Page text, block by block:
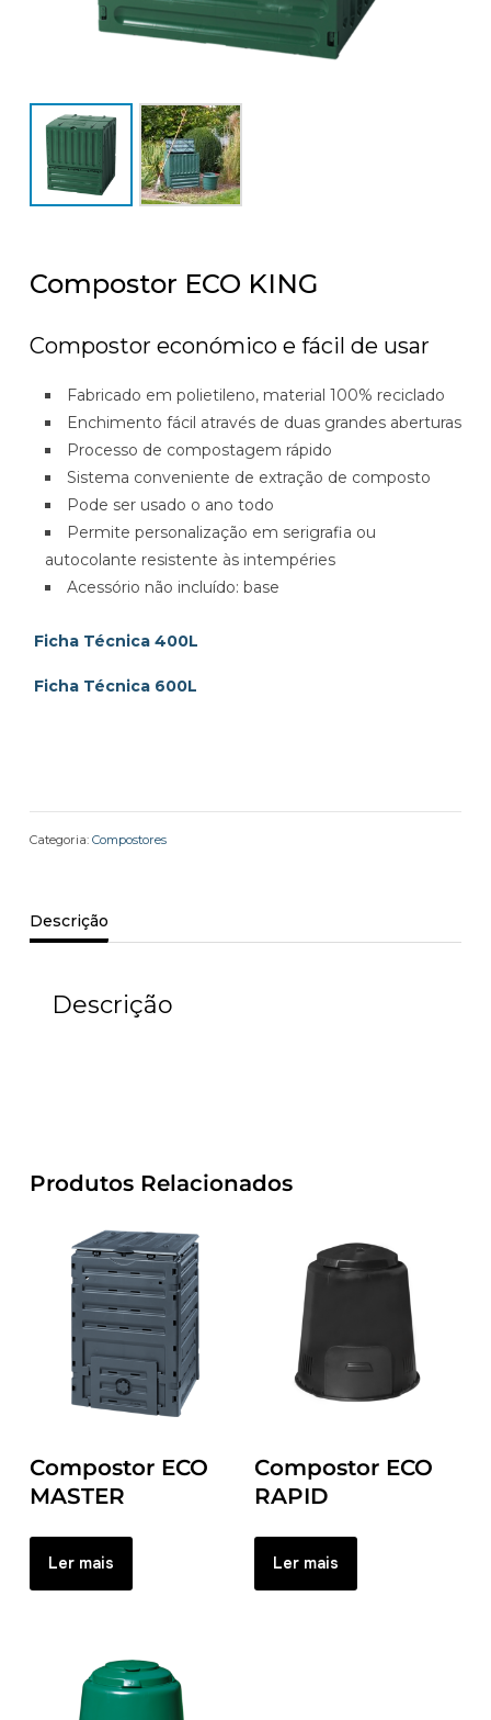
Compostor ECO KING
Compostor económico e fácil de usar
Fabricado em polietileno, material 100% reciclado
Enchimento fácil através de duas grandes aberturas
Processo de compostagem rápido
Sistema conveniente de extração de composto
Pode ser usado o ano todo
Permite personalização em serigrafia ou
autocolante resistente às intempéries
Acessório não incluído: base
Ficha Técnica 400L
Ficha Técnica 600L
Categoria: Compostores
Descrição
Descrição
Produtos Relacionados
Compostor ECO
MASTER
Ler mais
Compostor ECO
RAPID
Ler mais